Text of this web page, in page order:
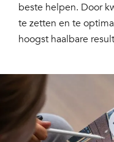
beste helpen. Door
te zetten en te
hoogst haalbare